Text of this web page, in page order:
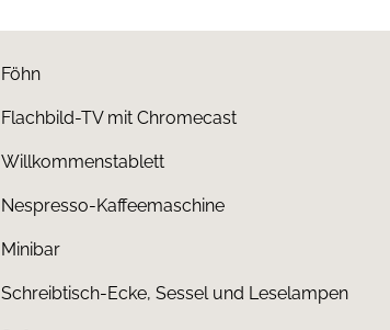
Föhn
Flachbild-TV mit Chromecast
Willkommenstablett
Nespresso-Kaffeemaschine
Minibar
Schreibtisch-Ecke, Sessel und Leselampen